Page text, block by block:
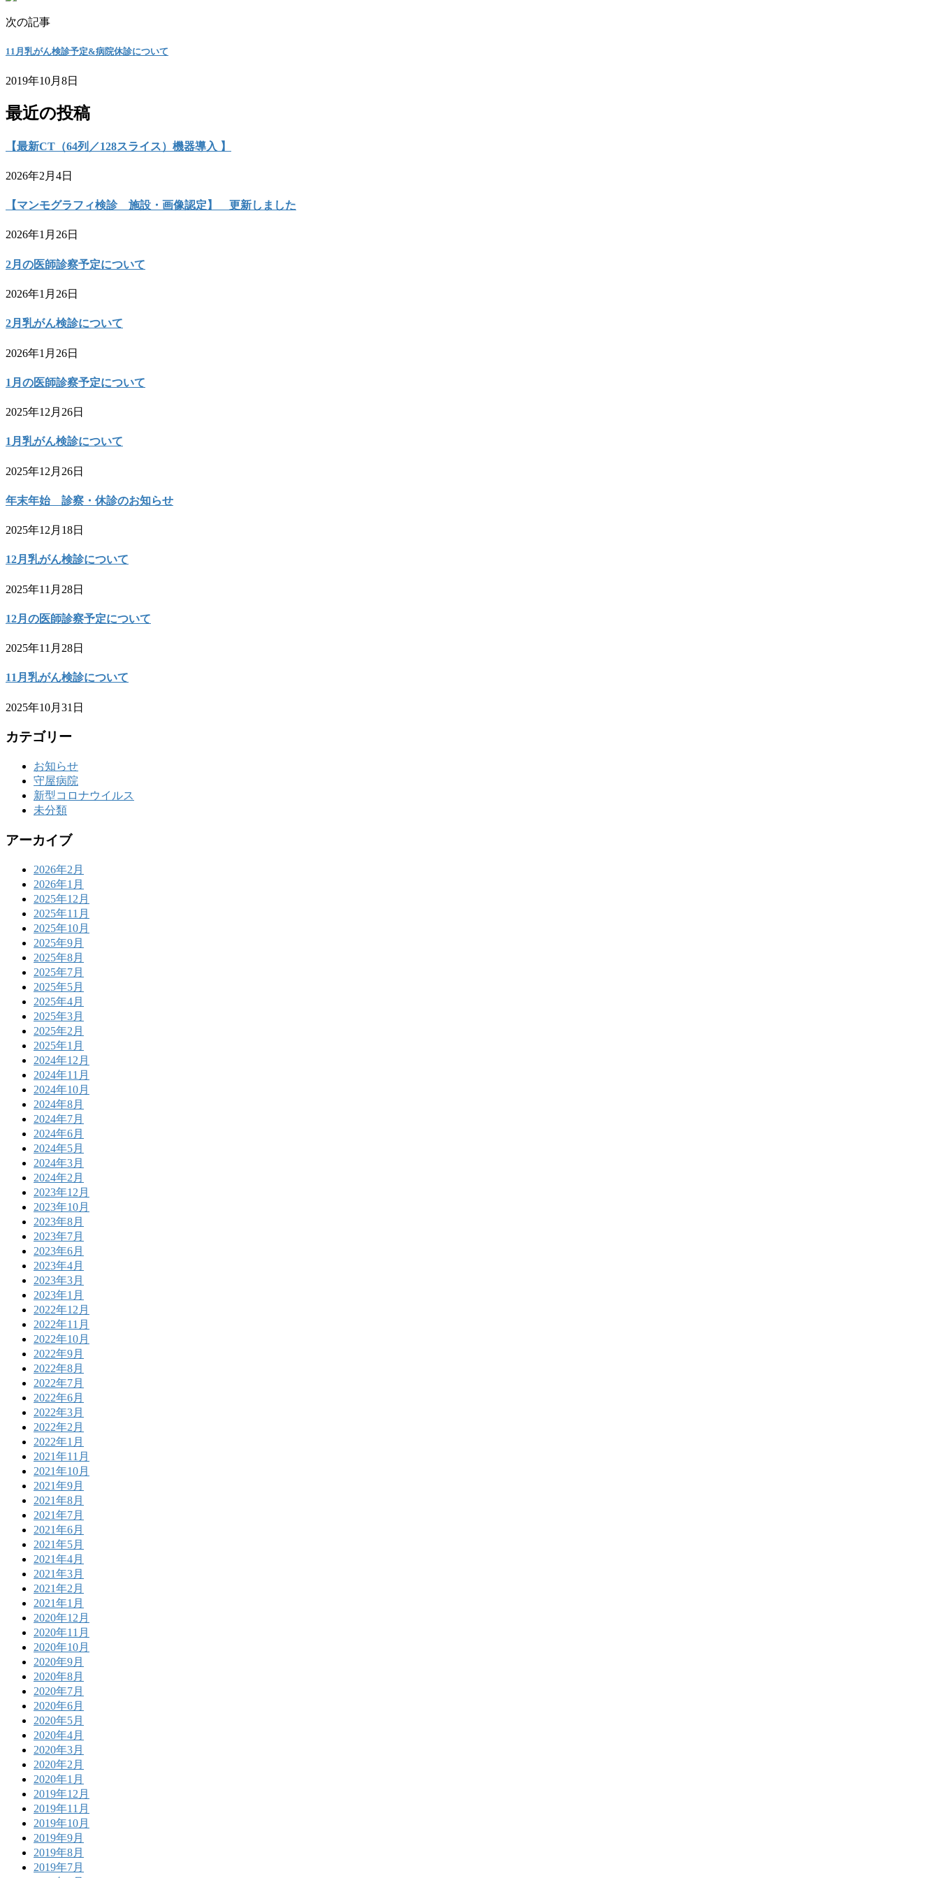
次の記事
11月乳がん検診予定&病院休診について
2019年10月8日
最近の投稿
【最新CT（64列／128スライス）機器導入 】
2026年2月4日
【マンモグラフィ検診 施設・画像認定】 更新しました
2026年1月26日
2月の医師診察予定について
2026年1月26日
2月乳がん検診について
2026年1月26日
1月の医師診察予定について
2025年12月26日
1月乳がん検診について
2025年12月26日
年末年始 診察・休診のお知らせ
2025年12月18日
12月乳がん検診について
2025年11月28日
12月の医師診察予定について
2025年11月28日
11月乳がん検診について
2025年10月31日
カテゴリー
お知らせ
守屋病院
新型コロナウイルス
未分類
アーカイブ
2026年2月
2026年1月
2025年12月
2025年11月
2025年10月
2025年9月
2025年8月
2025年7月
2025年5月
2025年4月
2025年3月
2025年2月
2025年1月
2024年12月
2024年11月
2024年10月
2024年8月
2024年7月
2024年6月
2024年5月
2024年3月
2024年2月
2023年12月
2023年10月
2023年8月
2023年7月
2023年6月
2023年4月
2023年3月
2023年1月
2022年12月
2022年11月
2022年10月
2022年9月
2022年8月
2022年7月
2022年6月
2022年3月
2022年2月
2022年1月
2021年11月
2021年10月
2021年9月
2021年8月
2021年7月
2021年6月
2021年5月
2021年4月
2021年3月
2021年2月
2021年1月
2020年12月
2020年11月
2020年10月
2020年9月
2020年8月
2020年7月
2020年6月
2020年5月
2020年4月
2020年3月
2020年2月
2020年1月
2019年12月
2019年11月
2019年10月
2019年9月
2019年8月
2019年7月